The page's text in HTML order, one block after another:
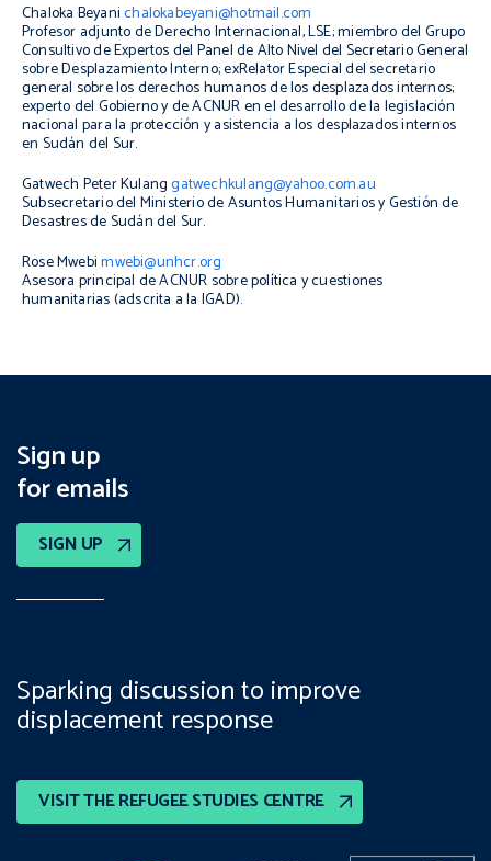
Chaloka Beyanichalokabeyani@hotmail.com
Profesor adjunto de Derecho Internacional, LSE; miembro del Grupo
Consultivo de Expertos del Panel de Alto Nivel del Secretario General
sobre Desplazamiento Interno; exRelator Especial del secretario
general sobre los derechos humanos de los desplazados internos;
experto del Gobierno y de ACNUR en el desarrollo de la legislación
nacional para la protección y asistencia a los desplazados internos
en Sudán del Sur.
Gatwech Peter Kulanggatwechkulang@yahoo.com.au
Subsecretario del Ministerio de Asuntos Humanitarios y Gestión de
Desastres de Sudán del Sur.
Rose Mwebimwebi@unhcr.org
Asesora principal de ACNUR sobre política y cuestiones
humanitarias (adscrita a la IGAD).
Sign up
for emails
SIGN UP
VISIT THE REFUGEE STUDIES CENTRE
Sparking discussion to improve
displacement response